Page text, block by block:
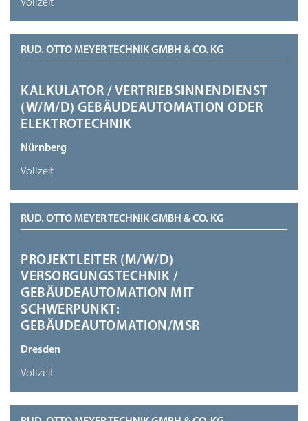
Vollzeit
RUD. OTTO MEYER TECHNIK GMBH & CO. KG
KALKULATOR / VERTRIEBSINNENDIENST
(W/M/D) GEBÄUDEAUTOMATION ODER
ELEKTROTECHNIK
Nürnberg
Vollzeit
RUD. OTTO MEYER TECHNIK GMBH & CO. KG
PROJEKTLEITER (M/W/D)
VERSORGUNGSTECHNIK /
GEBÄUDEAUTOMATION MIT
SCHWERPUNKT:
GEBÄUDEAUTOMATION/MSR
Dresden
Vollzeit